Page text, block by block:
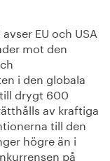
EU och USA
mot den
i den globala
drygt 600
av kraftiga
till den
högre än i
på